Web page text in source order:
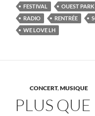
FESTIVAL
OUEST PARK
RADIO
RENTRÉE
WE LOVE LH
CONCERT,MUSIQUE
PLUS